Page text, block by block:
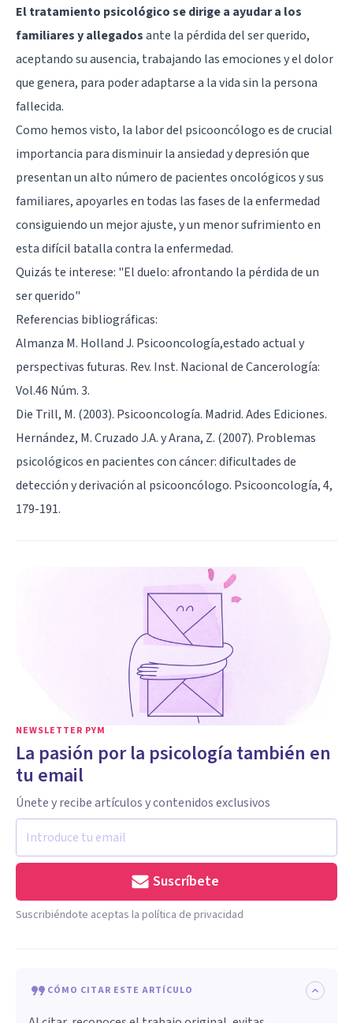
El tratamiento psicológico se dirige a ayudar a los
familiares y allegadosante la pérdida del ser querido,
aceptando su ausencia, trabajando las emociones y el dolor
que genera, para poder adaptarse a la vida sin la persona
fallecida.
Como hemos visto, la labor del psicooncólogo es de crucial
importancia para disminuir la ansiedad y depresión que
presentan un alto número de pacientes oncológicos y sus
familiares, apoyarles en todas las fases de la enfermedad
consiguiendo un mejor ajuste, y un menor sufrimiento en
esta difícil batalla contra la enfermedad.
Quizás te interese: "El duelo: afrontando la pérdida de un
ser querido"
Referencias bibliográficas:
Almanza M. Holland J. Psicooncología,estado actual y
perspectivas futuras. Rev. Inst. Nacional de Cancerología:
Vol.46 Núm. 3.
Die Trill, M. (2003). Psicooncología. Madrid. Ades Ediciones.
Hernández, M. Cruzado J.A. y Arana, Z. (2007). Problemas
psicológicos en pacientes con cáncer: dificultades de
detección y derivación al psicooncólogo. Psicooncología, 4,
179-191.
NEWSLETTER PYM
La pasión por la psicología también en
tu email
Únete y recibe artículos y contenidos exclusivos
Suscríbete
Suscribiéndote aceptas la política de privacidad
CÓMO CITAR ESTE ARTÍCULO